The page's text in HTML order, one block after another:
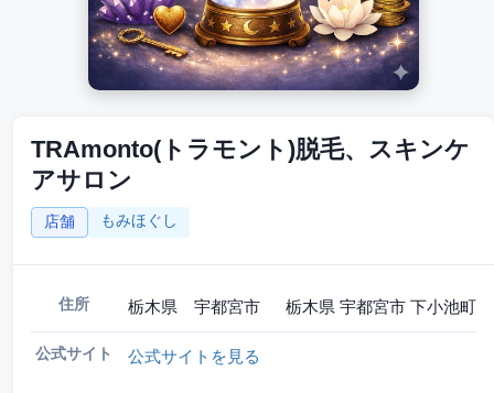
TRAmonto(トラモント)脱毛、スキンケ
アサロン
店舗 もみほぐし
住所 栃木県 宇都宮市 栃木県 宇都宮市 下小池町
公式サイト 公式サイトを見る